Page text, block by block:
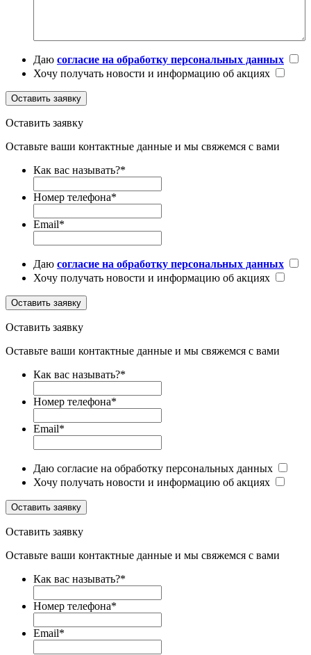
Даю согласие на обработку персональных данных
Хочу получать новости и информацию об акциях
Оставить заявку
Оставить заявку
Оставьте ваши контактные данные и мы свяжемся с вами
Как вас называть?*
Номер телефона*
Email*
Даю согласие на обработку персональных данных
Хочу получать новости и информацию об акциях
Оставить заявку
Оставить заявку
Оставьте ваши контактные данные и мы свяжемся с вами
Как вас называть?*
Номер телефона*
Email*
Даю согласие на обработку персональных данных
Хочу получать новости и информацию об акциях
Оставить заявку
Оставить заявку
Оставьте ваши контактные данные и мы свяжемся с вами
Как вас называть?*
Номер телефона*
Email*